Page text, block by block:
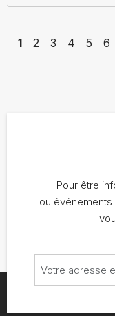
Page
1 Page
2 Page
3 Page
4 Page
5 6
Pour être
ou